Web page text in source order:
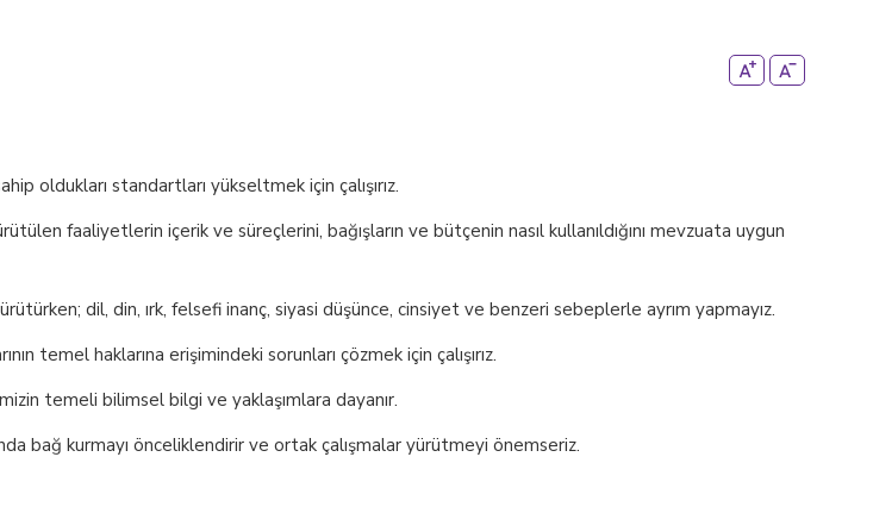
oldukları standartları yükseltmek için çalışırız.
faaliyetlerin içerik ve süreçlerini, bağışların ve bütçenin nasıl kullanıldığını mevzuata uygun
dil, din, ırk, felsefi inanç, siyasi düşünce, cinsiyet ve benzeri sebeplerle ayrım yapmayız.
temel haklarına erişimindeki sorunları çözmek için çalışırız.
temeli bilimsel bilgi ve yaklaşımlara dayanır.
bağ kurmayı önceliklendirir ve ortak çalışmalar yürütmeyi önemseriz.